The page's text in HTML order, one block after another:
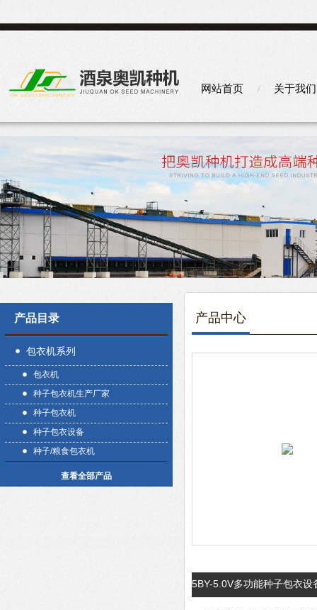
网站首页 关于我们
产品目录
包衣机系列
包衣机
种子包衣机生产厂家
种子包衣机
种子包衣设备
种子/粮食包衣机
查看全部产品
产品中心
5BY-5.0V多功能种子包衣设